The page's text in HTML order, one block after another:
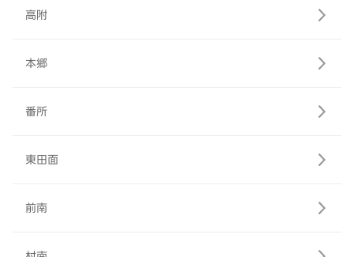
高附
本郷
番所
東田面
前南